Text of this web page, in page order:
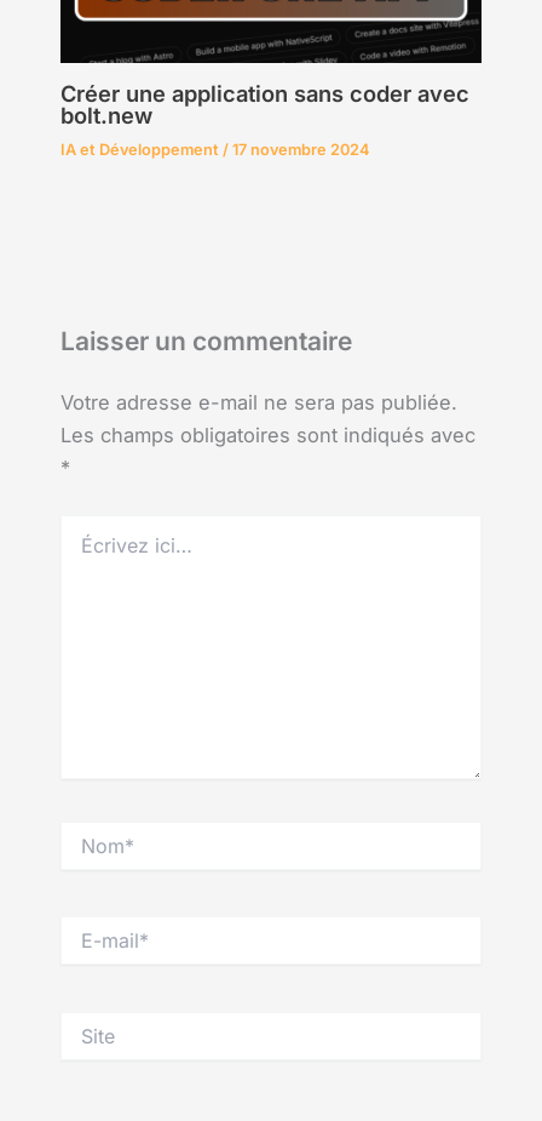
Créer une application sans coder avec
bolt.new
IA et Développement/ 17 novembre 2024
Laisser un commentaire
Votre adresse e-mail ne sera pas publiée.
Les champs obligatoires sont indiqués avec
*
ici…
mail*